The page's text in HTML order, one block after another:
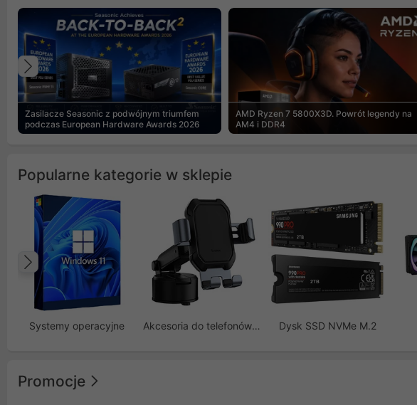
Zasilacze Seasonic z podwójnym triumfem
podczas European Hardware Awards 2026
AMD Ryzen 7 5800X3D. Powrót legendy na
AM4 i DDR4
Poprzedni
Popularne kategorie w sklepie
Systemy operacyjne Akcesoria do telefonów GSM Dysk SSD NVMe M.2
Poprzedni
Promocje